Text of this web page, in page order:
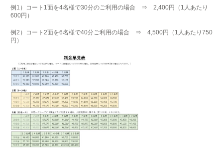
例1）コート1面を4名様で30分のご利用の場合 ⇒ 2,400円（1人あたり
600円）
例2）コート2面を6名様で40分ご利用の場合 ⇒ 4,500円（1人あたり750
円）